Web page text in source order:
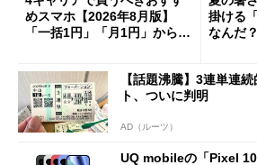
めスマホ【2026年8月版】
「一括1円」「月1円」からお
掛ける
なんだ
【話題沸騰】3連単連
ト、ついに判明
AD（ルーツ）
UQ mobileの「Pixel